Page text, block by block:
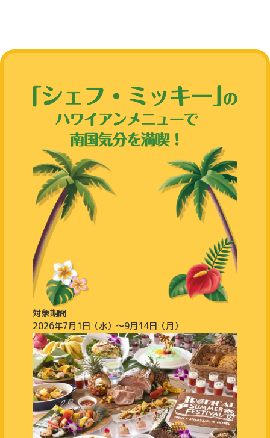
対象期間
2026年7月1日（水）～9月14日（月）